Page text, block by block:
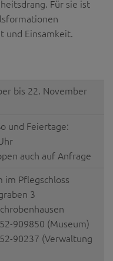
Auswertung der
Daten werden
gespeichert. Eine
die Funktion
oder Vimeo eingebunden.
über die
diese sich das Video
dieser Website
z.B. Google Maps sein
Für sie ist
und Einsamkeit.
bis 22. November
und Feiertage:
auch auf Anfrage
im Pflegschloss
3
909850 (Museum)
90237 (Verwaltung